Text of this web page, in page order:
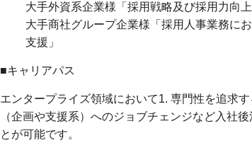
大手外資系企業様「採用戦略及び採用力向
大手商社グループ企業様「採用人事業務に
支援」
■キャリアパス
エンタープライズ領域において1. 専門性を追求
（企画や支援系）へのジョブチェンジなど入社
とが可能です。